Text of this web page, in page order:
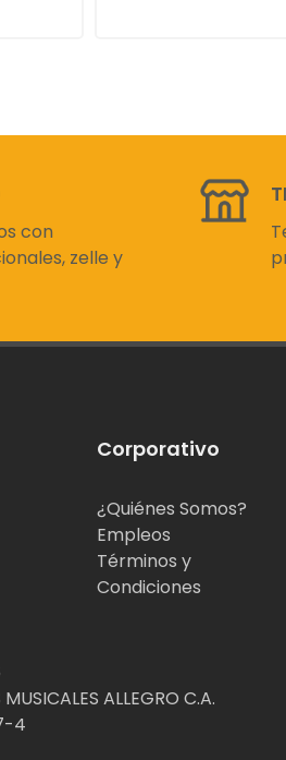
con
zelle y
Corporativo
¿Quiénes Somos?
Empleos
Términos y
Condiciones
ALLEGRO C.A.
4